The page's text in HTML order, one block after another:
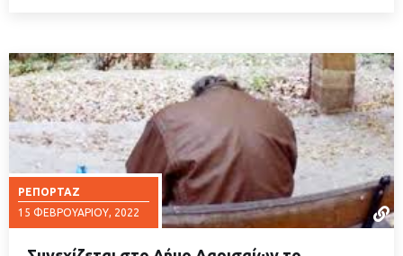
ΡΕΠΟΡΤΆΖ
15 ΦΕΒΡΟΥΑΡΊΟΥ, 2022